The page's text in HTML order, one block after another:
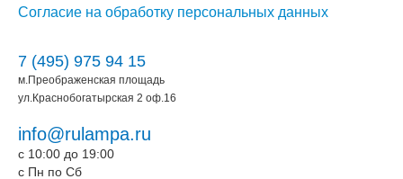
Согласие на обработку персональных данных
7 (495) 975 94 15
м.Преображенская площадь
ул.Краснобогатырская 2 оф.16
info@rulampa.ru
c 10:00 до 19:00
c Пн по Сб